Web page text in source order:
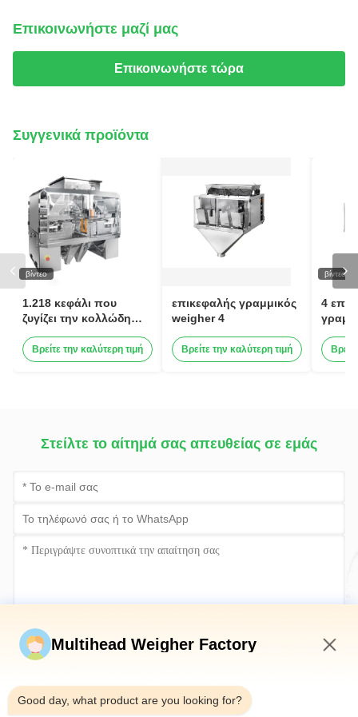
Επικοινωνήστε μαζί μας
Επικοινωνήστε τώρα
Συγγενικά προϊόντα
βίντεο
1.218 κεφάλι που
ζυγίζει την κολλώδη
Multihead
Βρείτε την καλύτερη τιμή
επικεφαλής γραμμικός
weigher 4
Βρείτε την καλύτερη τιμή
βίντεο
4
Στείλτε το αίτημά σας απευθείας σε εμάς
Υποβάλετε τώρα
Multihead Weigher Factory
Good day, what product are you looking for?